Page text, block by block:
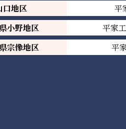
口地区
平
小野地区
平家
宗像地区
平